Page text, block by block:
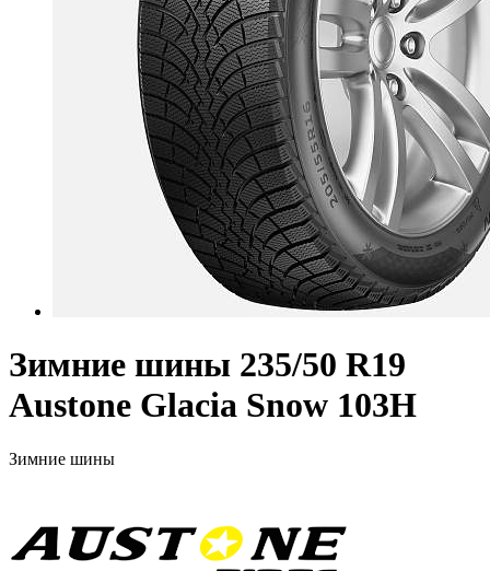
Зимние шины 235/50 R19
Austone Glacia Snow 103H
Зимние шины